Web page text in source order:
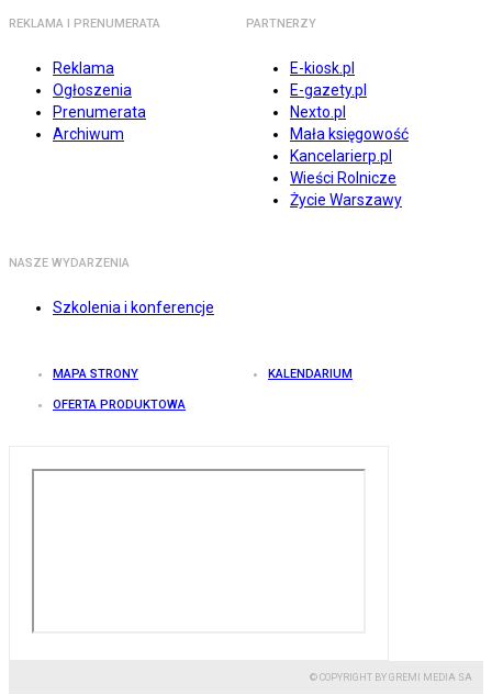
REKLAMA I PRENUMERATA
Reklama
Ogłoszenia
Prenumerata
Archiwum
PARTNERZY
E-kiosk.pl
E-gazety.pl
Nexto.pl
Mała księgowość
Kancelarierp.pl
Wieści Rolnicze
Życie Warszawy
NASZE WYDARZENIA
Szkolenia i konferencje
MAPA STRONY KALENDARIUM
OFERTA PRODUKTOWA
© COPYRIGHT BY GREMI MEDIA SA